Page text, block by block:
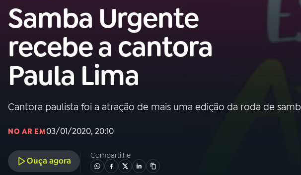
Buscar
na
Rádio
Nacional
01 INÍCIO
A RÁDIO
03PROGRAMAÇÃO
PROGRAMAS
Samba Urgente
recebe a cantora
Paula Lima
Cantora paulista foi a atração de mais uma edição da roda de
NO AR EM03/01/2020, 20:10
Ouça agora
Compartilhe